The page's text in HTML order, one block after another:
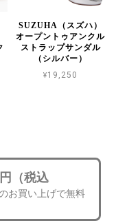
SUZUHA（スズハ）
オープントゥアンクル
ストラップサンダル
（シルバー）
¥19,250
（税込
お買い上げで無料